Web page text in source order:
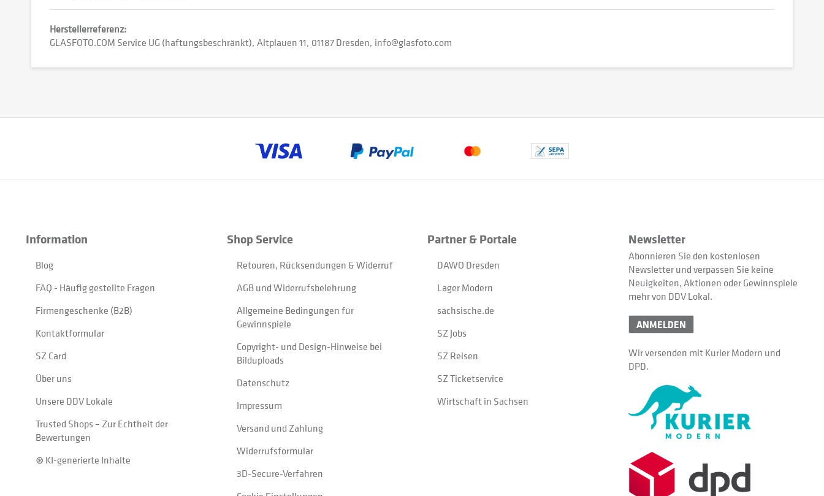
Herstellerreferenz:
GLASFOTO.COM Service UG (haftungsbeschränkt) Altplauen 11 01187 Dresden info@glasfoto.com
Information
Blog
FAQ - Häufig gestellte Fragen
Firmengeschenke (B2B)
Kontaktformular
SZ Card
Über uns
Unsere DDV Lokale
Trusted Shops – Zur Echtheit der
Bewertungen
⊛ KI-generierte Inhalte
Shop Service
Retouren, Rücksendungen & Widerruf
AGB und Widerrufsbelehrung
Allgemeine Bedingungen für
Gewinnspiele
Copyright- und Design-Hinweise bei
Bilduploads
Datenschutz
Impressum
Versand und Zahlung
Widerrufsformular
3D-Secure-Verfahren
Partner & Portale
DAWO Dresden
Lager Modern
sächsische.de
SZ Jobs
SZ Reisen
SZ Ticketservice
Wirtschaft in Sachsen
Newsletter
Abonnieren Sie den kostenlosen
Newsletter und verpassen Sie keine
Neuigkeiten, Aktionen oder Gewinnspiele
mehr von DDV Lokal.
ANMELDEN
Wir versenden mit Kurier Modern und
DPD.